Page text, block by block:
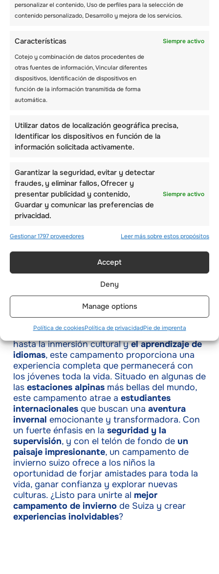
personalizar el contenido, Uso de perfiles para la selección de
contenido personalizado, Desarrollo y mejora de los servicios.
Características
Siempre activo
Cotejo y combinación de datos procedentes de
otras fuentes de información, Vincular diferentes
dispositivos, Identificación de dispositivos en
función de la información transmitida de forma
automática.
Utilizar datos de localización geográfica precisa,
Identificar los dispositivos en función de la
información solicitada activamente.
Garantizar la seguridad, evitar y detectar
fraudes, y eliminar fallos, Ofrecer y
presentar publicidad y contenido,
Guardar y comunicar las preferencias de
privacidad.
Siempre activo
Gestionar 1797 proveedores Leer más sobre estos propósitos
Accept
Deny
Manage options
Política de cookiesPolítica de privacidadPie de imprenta
cada experiencia
es un punto culminante innegable de asistir a
un campamento de invierno en Suiza. Los
niños están rodeados de impresionantes
vistas de las montañas, inmaculados paisajes
nevados y encantadores pueblos alpinos, que
hacen que cada momento en el campamento
aprendiendo a esquiar en las pistas de
como explorando la regiónde Gstaad, la
belleza del entorno natural realza la
experiencia global.
oportunidad de conectar con la naturaleza en
un entorno tan impresionante es una parte
clave del valor del campamento. La posibilidad
de disfrutar de la serenidad y majestuosidad
de las montañas contribuye tanto al bienestar
emocional y mental.
Conclusión
Un campamento de invierno suizo ofrece la
combinación perfecta de aventura,
aprendizaje y desarrollo personal. Desde el
oportunidades dedesarrollo del liderazgo
hasta la inmersión cultural yel aprendizaje de
idiomas, este campamento proporciona una
experiencia completa que permanecerá con
los jóvenes toda la vida. Situado en algunas de
las estaciones alpinasmás bellas del mundo,
este campamento atrae a estudiantes
internacionalesque buscan una aventura
invernal emocionante y transformadora. Con
un fuerte énfasis en la seguridad y la
supervisión, y con el telón de fondo de un
paisaje impresionante, un campamento de
invierno suizo ofrece a los niños la
oportunidad de forjar amistades para toda la
vida, ganar confianza y explorar nuevas
culturas. ¿Listo para unirte al mejor
campamento de inviernode Suiza y crear
experiencias inolvidables?